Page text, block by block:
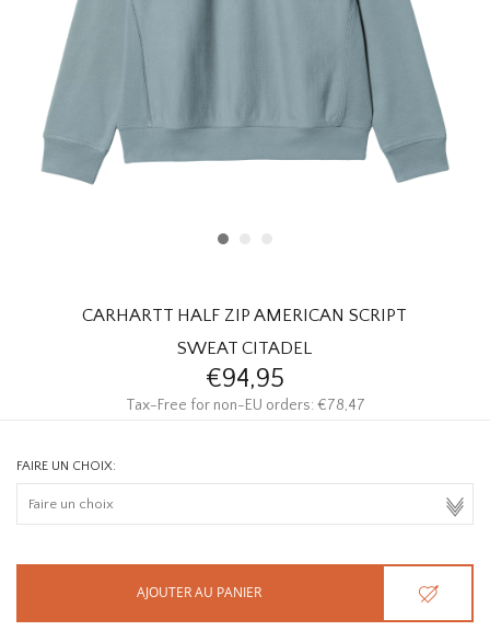
MARQUES
THE EDIT
CARHARTT HALF ZIP AMERICAN SCRIPT
SWEAT CITADEL
€94,95
Tax-Free for non-EU orders: €78,47
FAIRE UN CHOIX:
AJOUTER AU PANIER